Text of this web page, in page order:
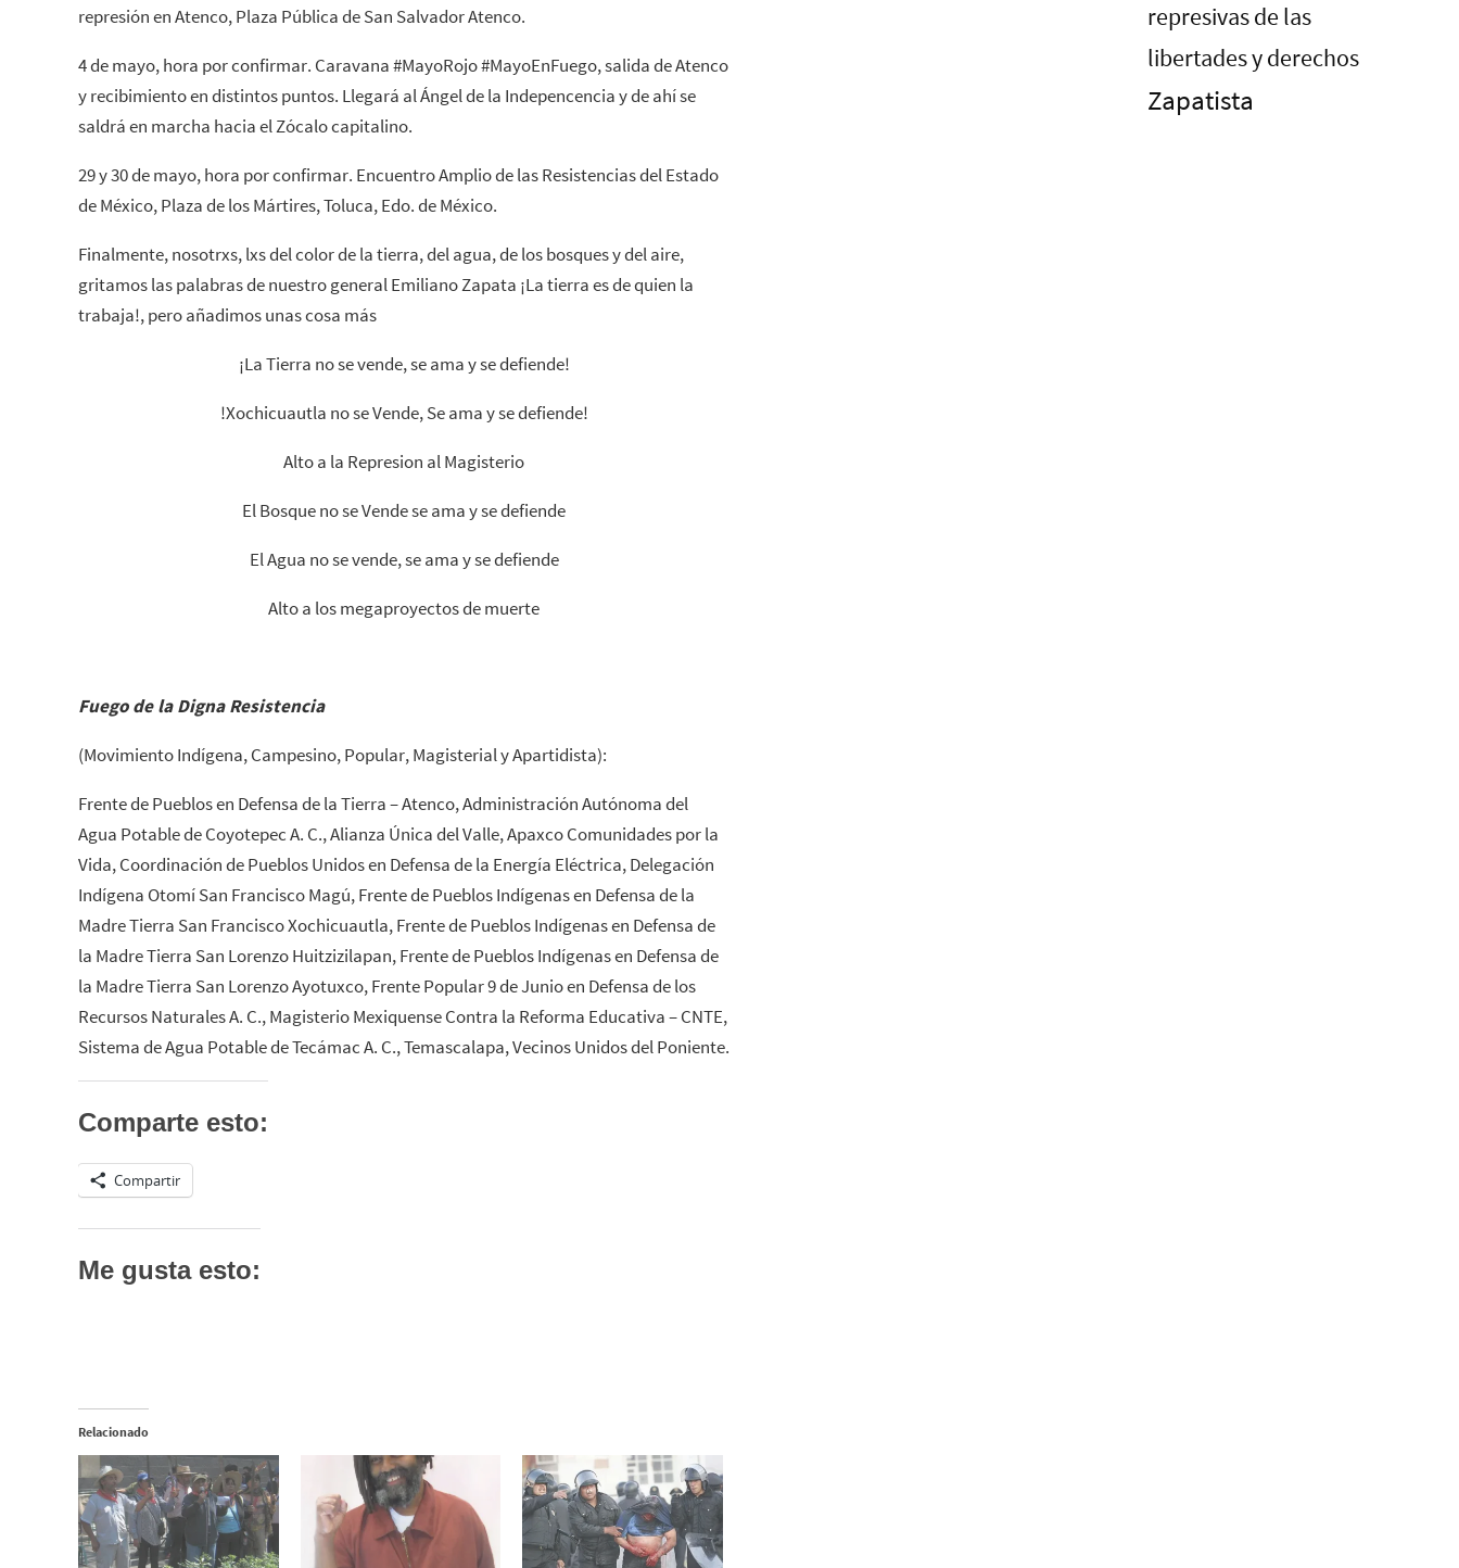
represión en Atenco, Plaza Pública de San Salvador Atenco.
4 de mayo, hora por confirmar. Caravana #MayoRojo #MayoEnFuego, salida de Atenco
y recibimiento en distintos puntos. Llegará al Ángel de la Indepencencia y de ahí se
saldrá en marcha hacia el Zócalo capitalino.
29 y 30 de mayo, hora por confirmar. Encuentro Amplio de las Resistencias del Estado
de México, Plaza de los Mártires, Toluca, Edo. de México.
Finalmente, nosotrxs, lxs del color de la tierra, del agua, de los bosques y del aire,
gritamos las palabras de nuestro general Emiliano Zapata ¡La tierra es de quien la
trabaja!, pero añadimos unas cosa más
¡La Tierra no se vende, se ama y se defiende!
!Xochicuautla no se Vende, Se ama y se defiende!
Alto a la Represion al Magisterio
El Bosque no se Vende se ama y se defiende
El Agua no se vende, se ama y se defiende
Alto a los megaproyectos de muerte
Fuego de la Digna Resistencia
(Movimiento Indígena, Campesino, Popular, Magisterial y Apartidista):
Frente de Pueblos en Defensa de la Tierra – Atenco, Administración Autónoma del
Agua Potable de Coyotepec A. C., Alianza Única del Valle, Apaxco Comunidades por la
Vida, Coordinación de Pueblos Unidos en Defensa de la Energía Eléctrica, Delegación
Indígena Otomí San Francisco Magú, Frente de Pueblos Indígenas en Defensa de la
Madre Tierra San Francisco Xochicuautla, Frente de Pueblos Indígenas en Defensa de
la Madre Tierra San Lorenzo Huitzizilapan, Frente de Pueblos Indígenas en Defensa de
la Madre Tierra San Lorenzo Ayotuxco, Frente Popular 9 de Junio en Defensa de los
Recursos Naturales A. C., Magisterio Mexiquense Contra la Reforma Educativa – CNTE,
Sistema de Agua Potable de Tecámac A. C., Temascalapa, Vecinos Unidos del Poniente.
Comparte esto:
Compartir
Me gusta esto:
Relacionado
represivas de las
libertades y derechos
Zapatista